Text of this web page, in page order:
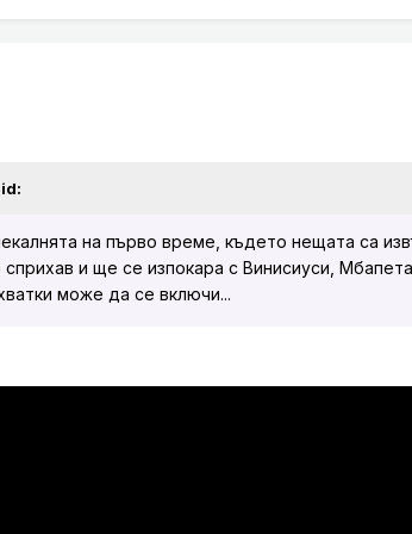
на първо време, където нещата са
и ще се изпокара с Винисиуси,
може да се включи...